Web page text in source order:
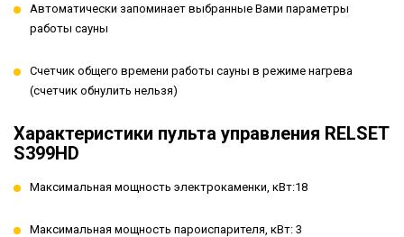
Автоматически запоминает выбранные Вами параметры
работы сауны
Счетчик общего времени работы сауны в режиме нагрева
(счетчик обнулить нельзя)
Характеристики пульта управления RELSET
S399HD
Максимальная мощность электрокаменки, кВт:18
Максимальная мощность пароиспарителя, кВт: 3